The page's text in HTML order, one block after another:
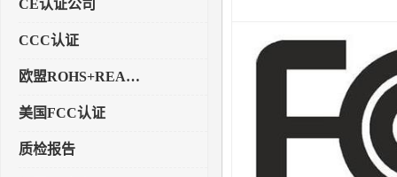
CE认证公司
CCC认证
欧盟ROHS+REACH认证
美国FCC认证
质检报告